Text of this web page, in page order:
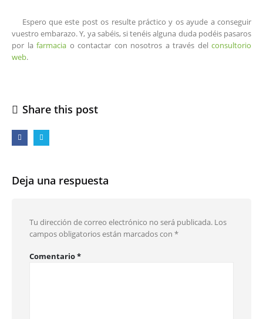
Espero que este post os resulte práctico y os ayude a conseguir
vuestro embarazo. Y, ya sabéis, si tenéis alguna duda podéis pasaros
por la farmacia o contactar con nosotros a través del consultorio
web.
Share this post
Deja una respuesta
Tu dirección de correo electrónico no será publicada. Los
campos obligatorios están marcados con *
Comentario*